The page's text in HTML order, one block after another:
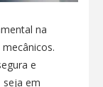
na
e
seja em